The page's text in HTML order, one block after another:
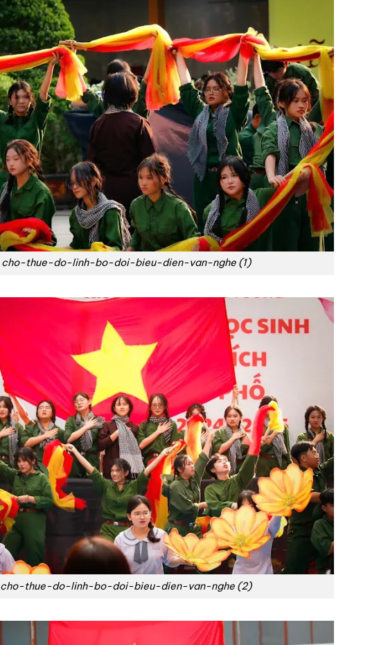
cho-thue-do-linh-bo-doi-bieu-dien-van-nghe (1)
cho-thue-do-linh-bo-doi-bieu-dien-van-nghe (2)